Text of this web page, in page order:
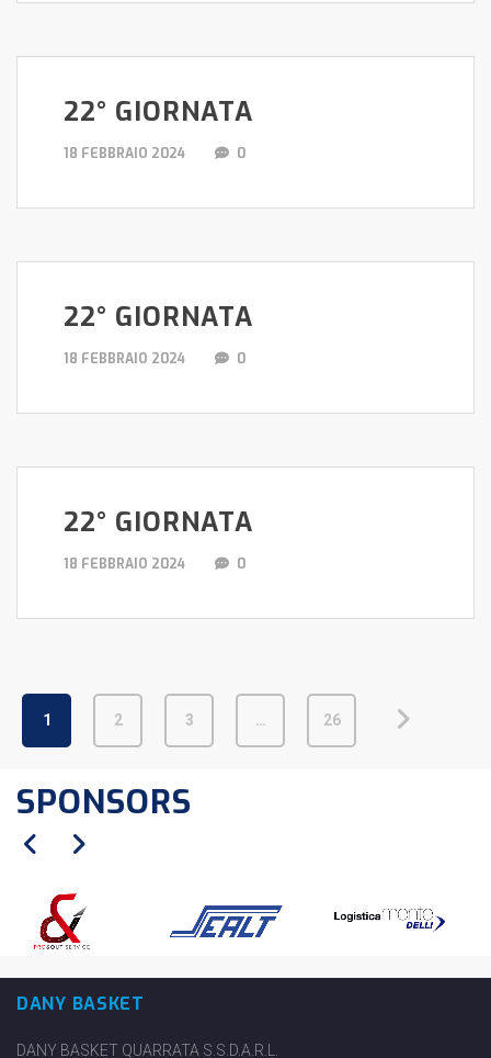
22° GIORNATA
18 FEBBRAIO 2024 0
22° GIORNATA
18 FEBBRAIO 2024 0
22° GIORNATA
18 FEBBRAIO 2024 0
1 2 3 … 26
SPONSORS
DANY BASKET
DANY BASKET QUARRATA S.S.D.A.R.L.